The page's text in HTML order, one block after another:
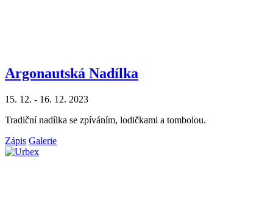
Argonautská Nadílka
15. 12. - 16. 12. 2023
Tradiční nadílka se zpíváním, lodičkami a tombolou.
Zápis Galerie